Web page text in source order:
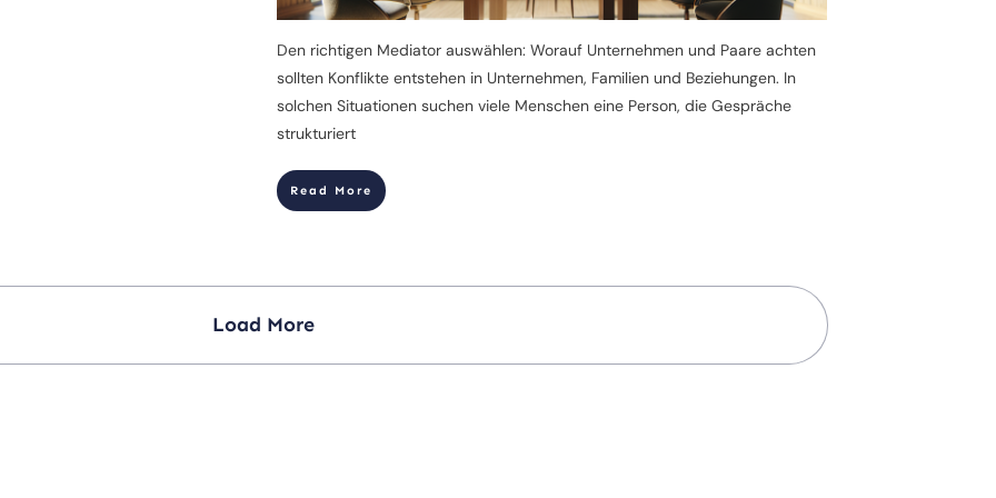
Den richtigen Mediator auswählen: Worauf Unternehmen und Paare achten
sollten Konflikte entstehen in Unternehmen, Familien und Beziehungen. In
solchen Situationen suchen viele Menschen eine Person, die Gespräche
strukturiert
Read More
Load More